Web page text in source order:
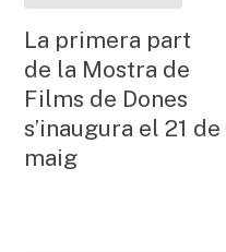
La primera part
de la Mostra de
Films de Dones
s’inaugura el 21 de
maig